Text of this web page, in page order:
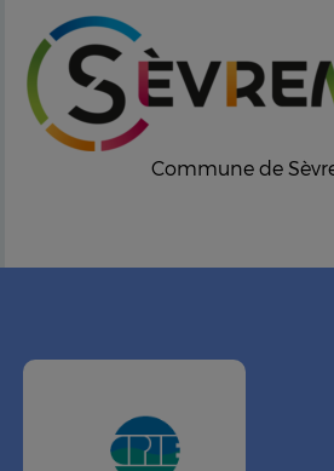
Commune de